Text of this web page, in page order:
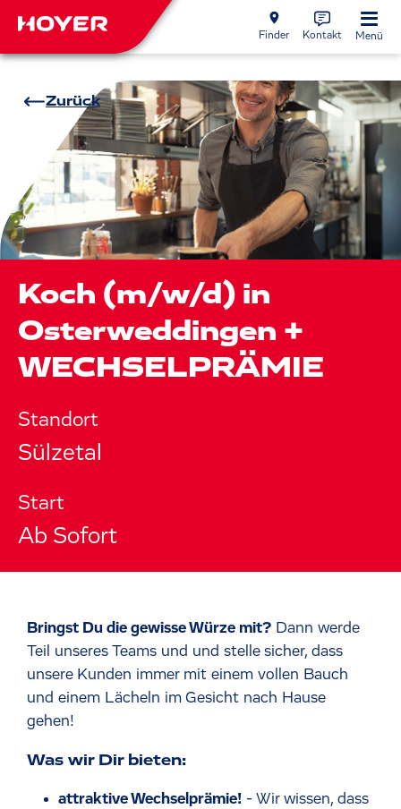
Finder Kontakt Menü
Zurück
Koch (m/w/d) in
Osterweddingen +
WECHSELPRÄMIE
Standort
Sülzetal
Start
Ab Sofort
Bringst Du die gewisse Würze mit? Dann werde
Teil unseres Teams und und stelle sicher, dass
unsere Kunden immer mit einem vollen Bauch
und einem Lächeln im Gesicht nach Hause
gehen!
Was wir Dir bieten:
attraktive Wechselprämie! - Wir wissen, dass